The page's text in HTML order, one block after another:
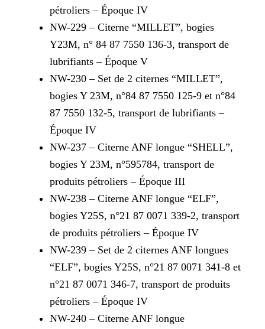
pétroliers – Époque IV
NW-229 – Citerne “MILLET”, bogies
Y23M, n° 84 87 7550 136-3, transport de
lubrifiants – Époque V
NW-230 – Set de 2 citernes “MILLET”,
bogies Y 23M, n°84 87 7550 125-9 et n°84
87 7550 132-5, transport de lubrifiants –
Époque IV
NW-237 – Citerne ANF longue “SHELL”,
bogies Y 23M, n°595784, transport de
produits pétroliers – Époque III
NW-238 – Citerne ANF longue “ELF”,
bogies Y25S, n°21 87 0071 339-2, transport
de produits pétroliers – Époque IV
NW-239 – Set de 2 citernes ANF longues
“ELF”, bogies Y25S, n°21 87 0071 341-8 et
n°21 87 0071 346-7, transport de produits
pétroliers – Époque IV
NW-240 – Citerne ANF longue